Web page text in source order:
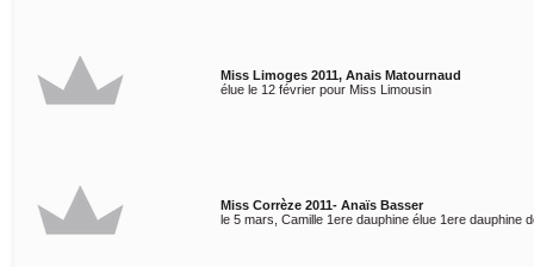
Miss Limoges 2011, Anais Matournaud
élue le 12 février pour Miss Limousin
Miss Corrèze 2011- Anaïs Basser
le 5 mars, Camille 1ere dauphine élue 1ere dauphine